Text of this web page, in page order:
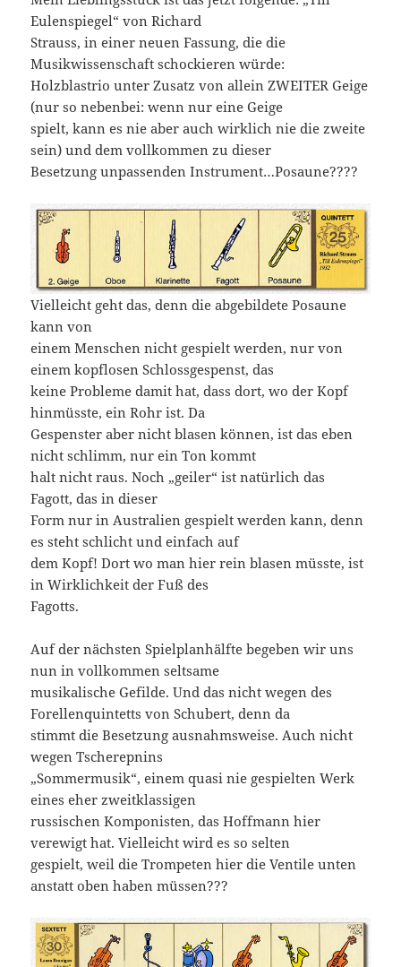
Eulenspiegel“ von Richard
Strauss, in einer neuen Fassung, die die
Musikwissenschaft schockieren würde:
Holzblastrio unter Zusatz von allein ZWEITER Geige
(nur so nebenbei: wenn nur eine Geige
spielt, kann es nie aber auch wirklich nie die zweite
sein) und dem vollkommen zu dieser
Besetzung unpassenden Instrument…Posaune????
Vielleicht geht das, denn die abgebildete Posaune
kann von
einem Menschen nicht gespielt werden, nur von
einem kopflosen Schlossgespenst, das
keine Probleme damit hat, dass dort, wo der Kopf
hinmüsste, ein Rohr ist. Da
Gespenster aber nicht blasen können, ist das eben
nicht schlimm, nur ein Ton kommt
halt nicht raus. Noch „geiler“ ist natürlich das
Fagott, das in dieser
Form nur in Australien gespielt werden kann, denn
es steht schlicht und einfach auf
dem Kopf! Dort wo man hier rein blasen müsste, ist
in Wirklichkeit der Fuß des
Fagotts.
Auf der nächsten Spielplanhälfte begeben wir uns
nun in vollkommen seltsame
musikalische Gefilde. Und das nicht wegen des
Forellenquintetts von Schubert, denn da
stimmt die Besetzung ausnahmsweise. Auch nicht
wegen Tscherepnins
„Sommermusik“, einem quasi nie gespielten Werk
eines eher zweitklassigen
russischen Komponisten, das Hoffmann hier
verewigt hat. Vielleicht wird es so selten
gespielt, weil die Trompeten hier die Ventile unten
anstatt oben haben müssen???